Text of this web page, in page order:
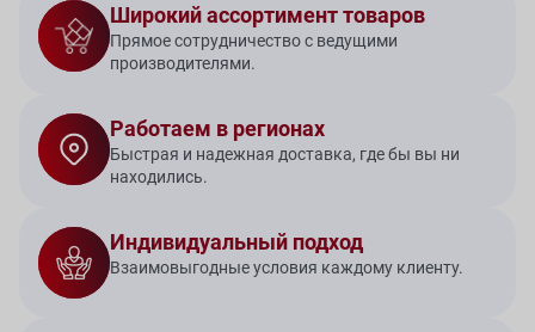
Широкий ассортимент товаров
Прямое сотрудничество с ведущими
производителями.
Работаем в регионах
Быстрая и надежная доставка, где бы вы ни
находились.
Индивидуальный подход
Взаимовыгодные условия каждому клиенту.